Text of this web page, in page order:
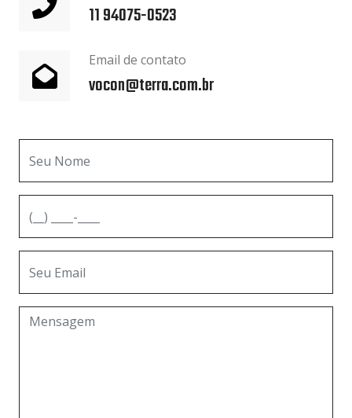
11 94075-0523
Email de contato
vocon@terra.com.br